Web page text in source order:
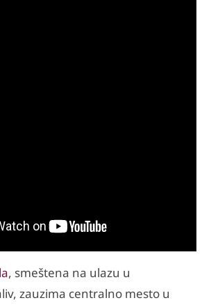
, smeštena na ulazu u
zauzima centralno mesto u